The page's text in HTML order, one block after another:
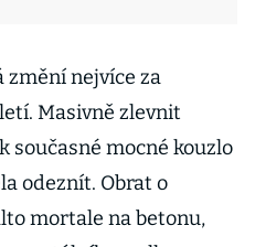
změní nejvíce za
Masivně zlevnit
současné mocné kouzlo
odeznít. Obrat o
mortale na betonu,